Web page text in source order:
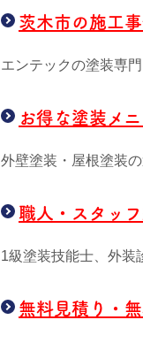
茨木市の施工
エンテックの塗装専
お得な塗装メ
外壁塗装・屋根塗装
職人・スタッ
1級塗装技能士、外装
無料見積り・